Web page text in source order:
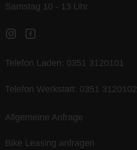
Samstag 10 - 13 Uhr
Telefon Laden: 0351 3120101
Telefon Werkstatt: 0351 3120102
Allgemeine Anfrage
Bike Leasing anfragen